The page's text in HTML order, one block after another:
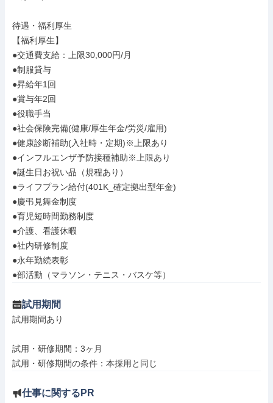
待遇・福利厚生
【福利厚生】
●交通費支給：上限30,000円/月
●制服貸与
●昇給年1回
●賞与年2回
●役職手当
●社会保険完備(健康/厚生年金/労災/雇用)
●健康診断補助(入社時・定期)※上限あり
●インフルエンザ予防接種補助※上限あり
●誕生日お祝い品（規程あり）
●ライフプラン給付(401K_確定拠出型年金)
●慶弔見舞金制度
●育児短時間勤務制度
●介護、看護休暇
●社内研修制度
●永年勤続表彰
●部活動（マラソン・テニス・バスケ等）
試用期間
試用期間あり
試用・研修期間：3ヶ月
仕事に関するPR